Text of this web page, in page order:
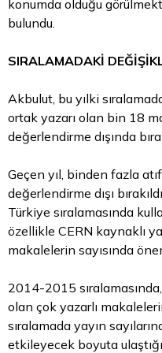
konumda olduğu
bulundu.
SIRALAMADAKİ
Akbulut, bu yılki
ortak yazarı olan bin 18
değerlendirme dışında
Geçen yıl, binden fazla
değerlendirme dışı
Türkiye sıralamasında
özellikle CERN kaynaklı
makalelerin sayısında
2014-2015
olan çok yazarlı
sıralamada yayın
etkileyecek boyuta